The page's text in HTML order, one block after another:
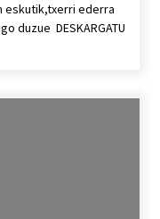
eskutik,txerri ederra
duzue DESKARGATU